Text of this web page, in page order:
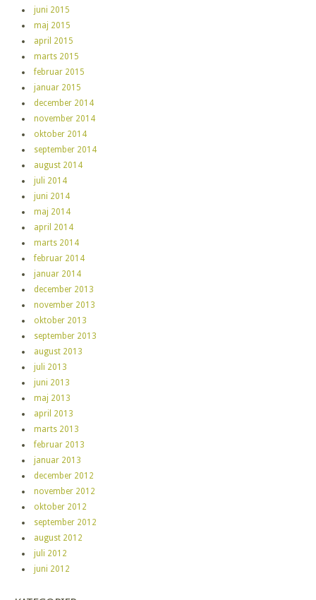
juni 2015
maj 2015
april 2015
marts 2015
februar 2015
januar 2015
december 2014
november 2014
oktober 2014
september 2014
august 2014
juli 2014
juni 2014
maj 2014
april 2014
marts 2014
februar 2014
januar 2014
december 2013
november 2013
oktober 2013
september 2013
august 2013
juli 2013
juni 2013
maj 2013
april 2013
marts 2013
februar 2013
januar 2013
december 2012
november 2012
oktober 2012
september 2012
august 2012
juli 2012
juni 2012